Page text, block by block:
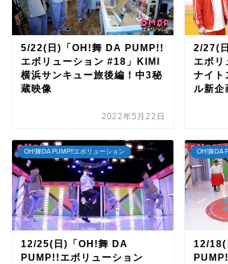
5/22(日)「OH!舞 DA PUMP!!
エボリューション #18」KIMI
横浜サンキュー旅後編！中3秘
蔵映像
2022年5月22日
2/27(
エボリ
ナイト
ル新企
OH!舞DA PUMP!!エボリューション
12/25(日)「OH!舞 DA
PUMP!!エボリューション
OH!舞DA
12/18(